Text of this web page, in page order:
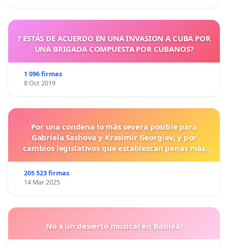
? ESTÁS DE ACUERDO EN UNA INVASION A CUBA POR
UNA BRIGADA COMPUESTA POR CUBANOS?
1 096 firmas
8 Oct 2019
Por una condena lo más severa posible para
Gabriela Sashova y Krasimir Georgiev, y por
cambios legislativos que establezcan penas más
205 523 firmas
14 Mar 2025
No a un desierto musical en Basilea!